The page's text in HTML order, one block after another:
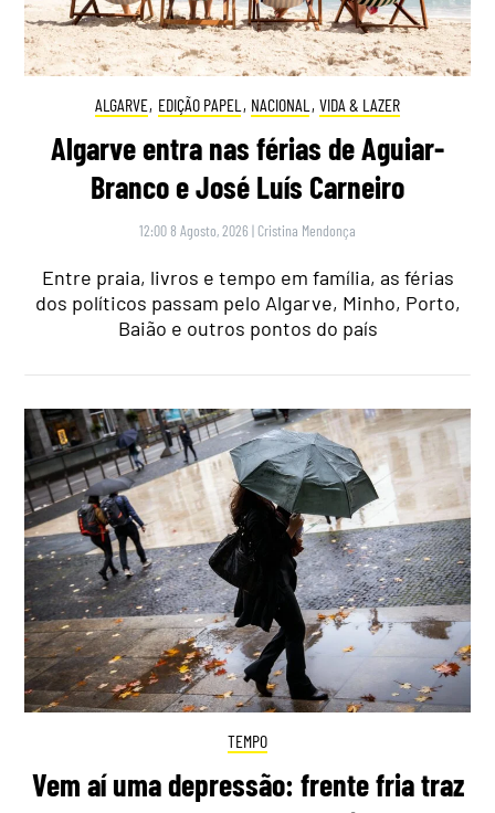
ALGARVE, EDIÇÃO PAPEL , NACIONAL , VIDA & LAZER
Algarve entra nas férias de Aguiar-
Branco e José Luís Carneiro
12:00 8 Agosto, 2026 | Cristina Mendonça
Entre praia, livros e tempo em família, as férias
dos políticos passam pelo Algarve, Minho, Porto,
Baião e outros pontos do país
TEMPO
Vem aí uma depressão: frente fria traz